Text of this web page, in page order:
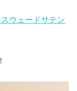
ウェードサテン